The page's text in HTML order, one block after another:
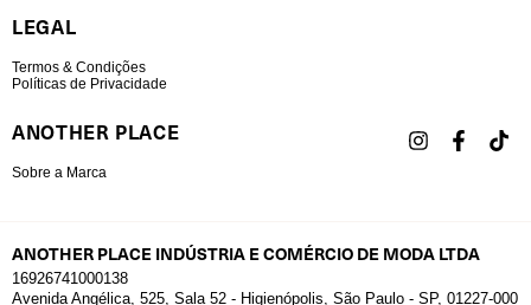
LEGAL
Termos & Condições
Políticas de Privacidade
ANOTHER PLACE
Sobre a Marca
ANOTHER PLACE INDÚSTRIA E COMÉRCIO DE MODA LTDA
16926741000138
Avenida Angélica, 525, Sala 52 - Higienópolis, São Paulo - SP, 01227-000